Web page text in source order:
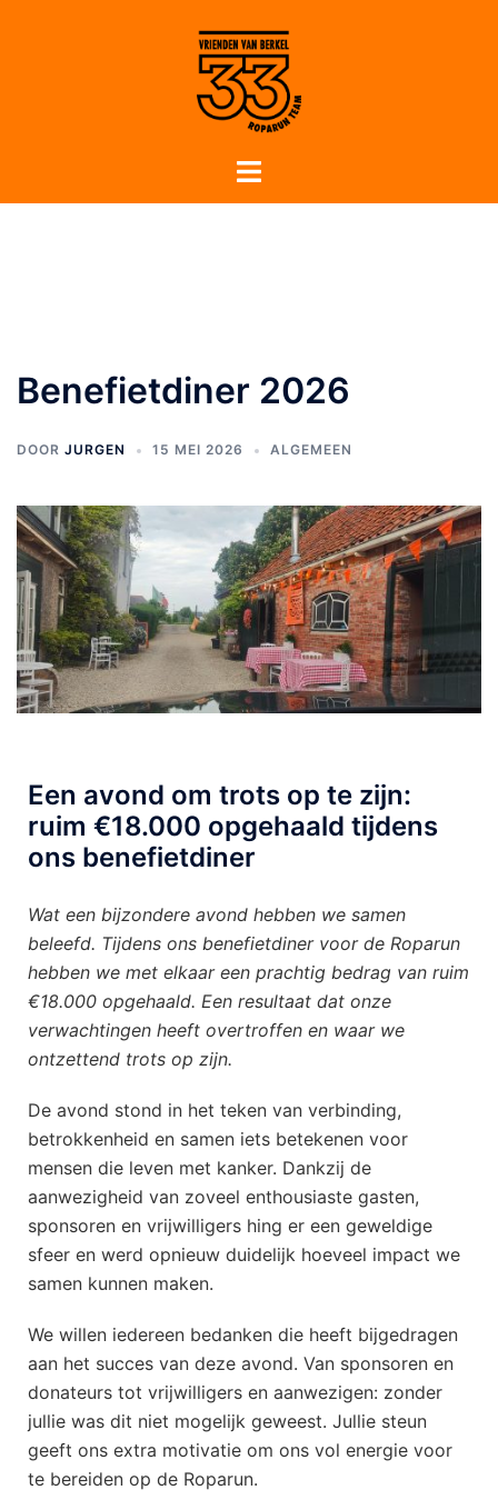
Benefietdiner 2026
DOOR JURGEN 15 MEI 2026 ALGEMEEN
Een avond om trots op te zijn:
ruim €18.000 opgehaald tijdens
ons benefietdiner
Wat een bijzondere avond hebben we samen
beleefd. Tijdens ons benefietdiner voor de Roparun
hebben we met elkaar een prachtig bedrag van ruim
€18.000 opgehaald. Een resultaat dat onze
verwachtingen heeft overtroffen en waar we
ontzettend trots op zijn.
De avond stond in het teken van verbinding,
betrokkenheid en samen iets betekenen voor
mensen die leven met kanker. Dankzij de
aanwezigheid van zoveel enthousiaste gasten,
sponsoren en vrijwilligers hing er een geweldige
sfeer en werd opnieuw duidelijk hoeveel impact we
samen kunnen maken.
We willen iedereen bedanken die heeft bijgedragen
aan het succes van deze avond. Van sponsoren en
donateurs tot vrijwilligers en aanwezigen: zonder
jullie was dit niet mogelijk geweest. Jullie steun
geeft ons extra motivatie om ons vol energie voor
te bereiden op de Roparun.